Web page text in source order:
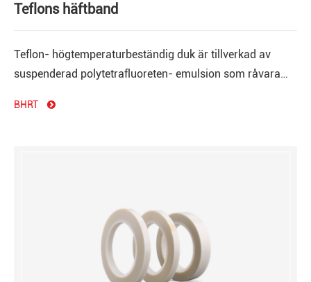
Teflons häftband
Teflon- högtemperaturbeständig duk är tillverkad av
suspenderad polytetrafluoreten- emulsion som råvara
BHRT
Enkelsidig glasbeklädnadstejp
Dubbelsidig glasbeklädnad band